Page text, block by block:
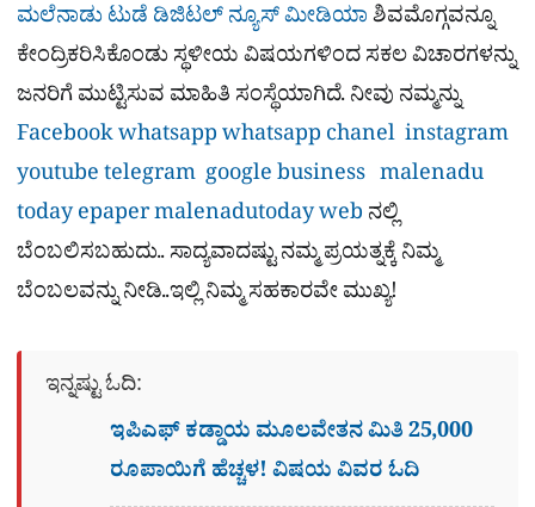
ಮಲೆನಾಡು ಟುಡೆ ಡಿಜಿಟಲ್ ನ್ಯೂಸ್ ಮೀಡಿಯಾಶಿವಮೊಗ್ಗವನ್ನೂ
ಕೇಂದ್ರಿಕರಿಸಿಕೊಂಡು ಸ್ಥಳೀಯ ವಿಷಯಗಳಿಂದ ಸಕಲ ವಿಚಾರಗಳನ್ನು
ಜನರಿಗೆ ಮುಟ್ಟಿಸುವ ಮಾಹಿತಿ ಸಂಸ್ಥೆಯಾಗಿದೆ. ನೀವು ನಮ್ಮನ್ನು
Facebookwhatsappwhatsapp chanel instagram
youtubetelegram google business malenadu
today epapermalenadutoday web ನಲ್ಲಿ
ಬೆಂಬಲಿಸಬಹುದು.. ಸಾದ್ಯವಾದಷ್ಟು ನಮ್ಮ ಪ್ರಯತ್ನಕ್ಕೆ ನಿಮ್ಮ
ಬೆಂಬಲವನ್ನು ನೀಡಿ..ಇಲ್ಲಿ ನಿಮ್ಮ ಸಹಕಾರವೇ ಮುಖ್ಯ!
ಇನ್ನಷ್ಟು ಓದಿ:
ಇಪಿಎಫ್ ಕಡ್ಡಾಯ ಮೂಲವೇತನ ಮಿತಿ 25,000
ರೂಪಾಯಿಗೆ ಹೆಚ್ಚಳ! ವಿಷಯ ವಿವರ ಓದಿ